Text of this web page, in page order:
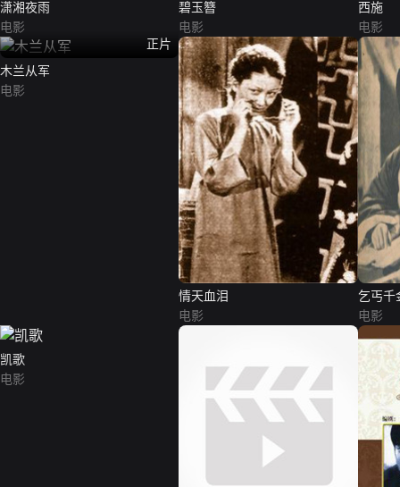
潇湘夜雨
电影
碧玉簪
电影
西施
电影
正片
木兰从军
电影
情天血泪
电影
乞丐千
电影
凯歌
电影